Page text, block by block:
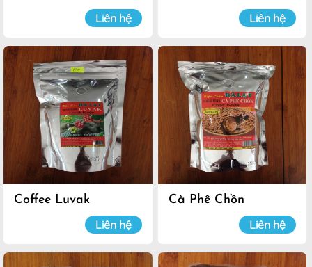
Liên hệ Liên hệ
Coffee Luvak
Liên hệ
Cà Phê Chồn
Liên hệ